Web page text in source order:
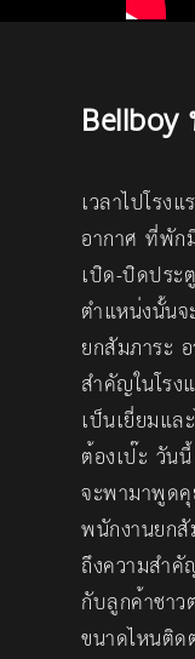
เวลาไปโร
อากาศ ที่พัก
เปิด-ปิดประ
ตำแหน่งนั้นจ
ยกสัมภาระ
สำคัญในโรง
เป็นเยี่ยมแ
ต้องเป๊ะ วัน
จะพามาพูด
พนักงานยกสั
ถึงความสำ
กับลูกค้าชาว
ขนาดไหนติด